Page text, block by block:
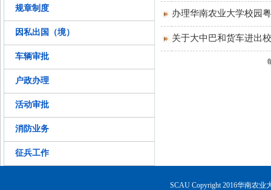
规章制度
因私出国（境）
车辆审批
户政办理
活动审批
消防业务
征兵工作
办理华南农业大学校园
关于大中巴和货车进出
SCAU Copyright 2016华南农业